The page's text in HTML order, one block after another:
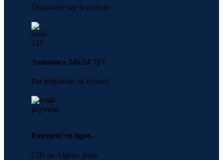
Disponible sur le territoir
Assistance 24h/24 7j/7.
Par téléphone ou contact
Paiement en ligne.
CIB ou Algérie poste